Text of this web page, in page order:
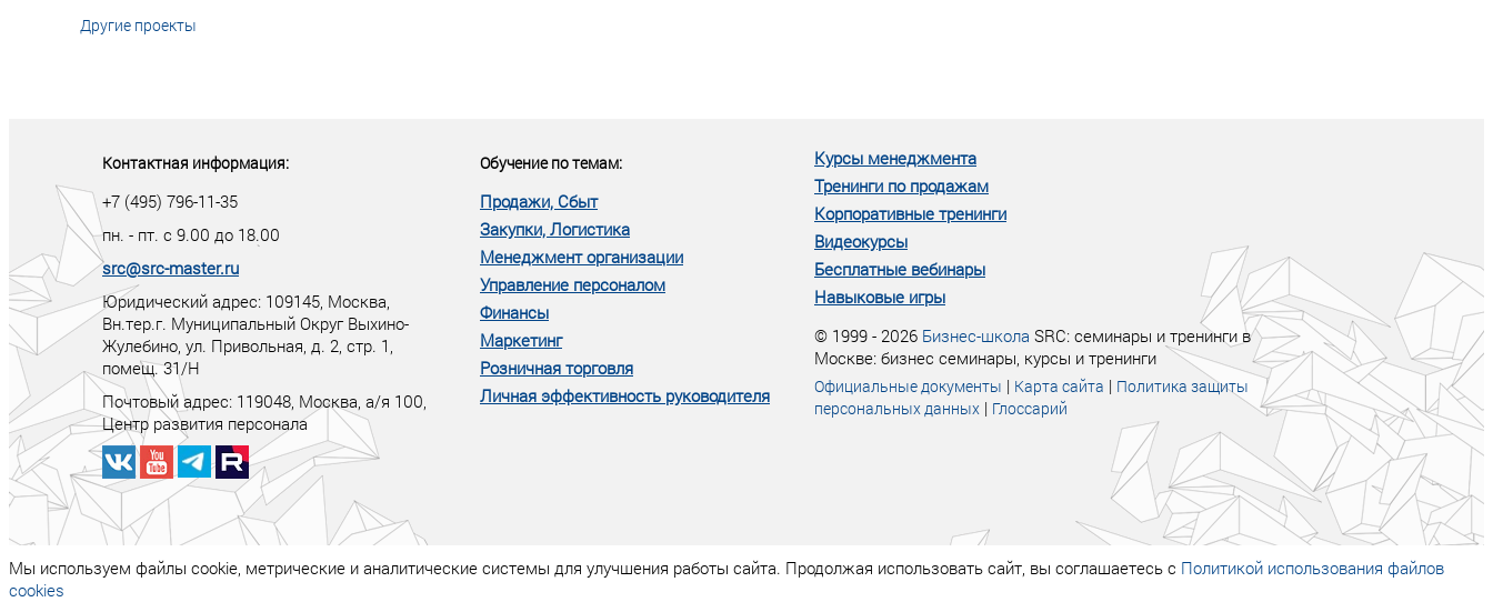
Другие проекты
Контактная информация:
+7 (495) 796-11-35
пн. - пт. с 9.00 до 18.00
src@src-master.ru
Юридический адрес: 109145, Москва,
Вн.тер.г. Муниципальный Округ Выхино-
Жулебино, ул. Привольная, д. 2, стр. 1,
помещ. 31/Н
Почтовый адрес: 119048, Москва, а/я 100,
Центр развития персонала
Обучение по темам:
Продажи, Сбыт
Закупки, Логистика
Менеджмент организации
Управление персоналом
Финансы
Маркетинг
Розничная торговля
Личная эффективность руководителя
Курсы менеджмента
Тренинги по продажам
Корпоративные тренинги
Видеокурсы
Бесплатные вебинары
Навыковые игры
© 1999 - 2026 Бизнес-школа SRC: семинары и тренинги в
Москве: бизнес семинары, курсы и тренинги
Официальные документы | Карта сайта | Политика защиты
персональных данных | Глоссарий
Мы используем файлы cookie, метрические и аналитические системы для улучшения работы сайта. Продолжая использовать сайт, вы соглашаетесь с Политикой использования файлов
cookies